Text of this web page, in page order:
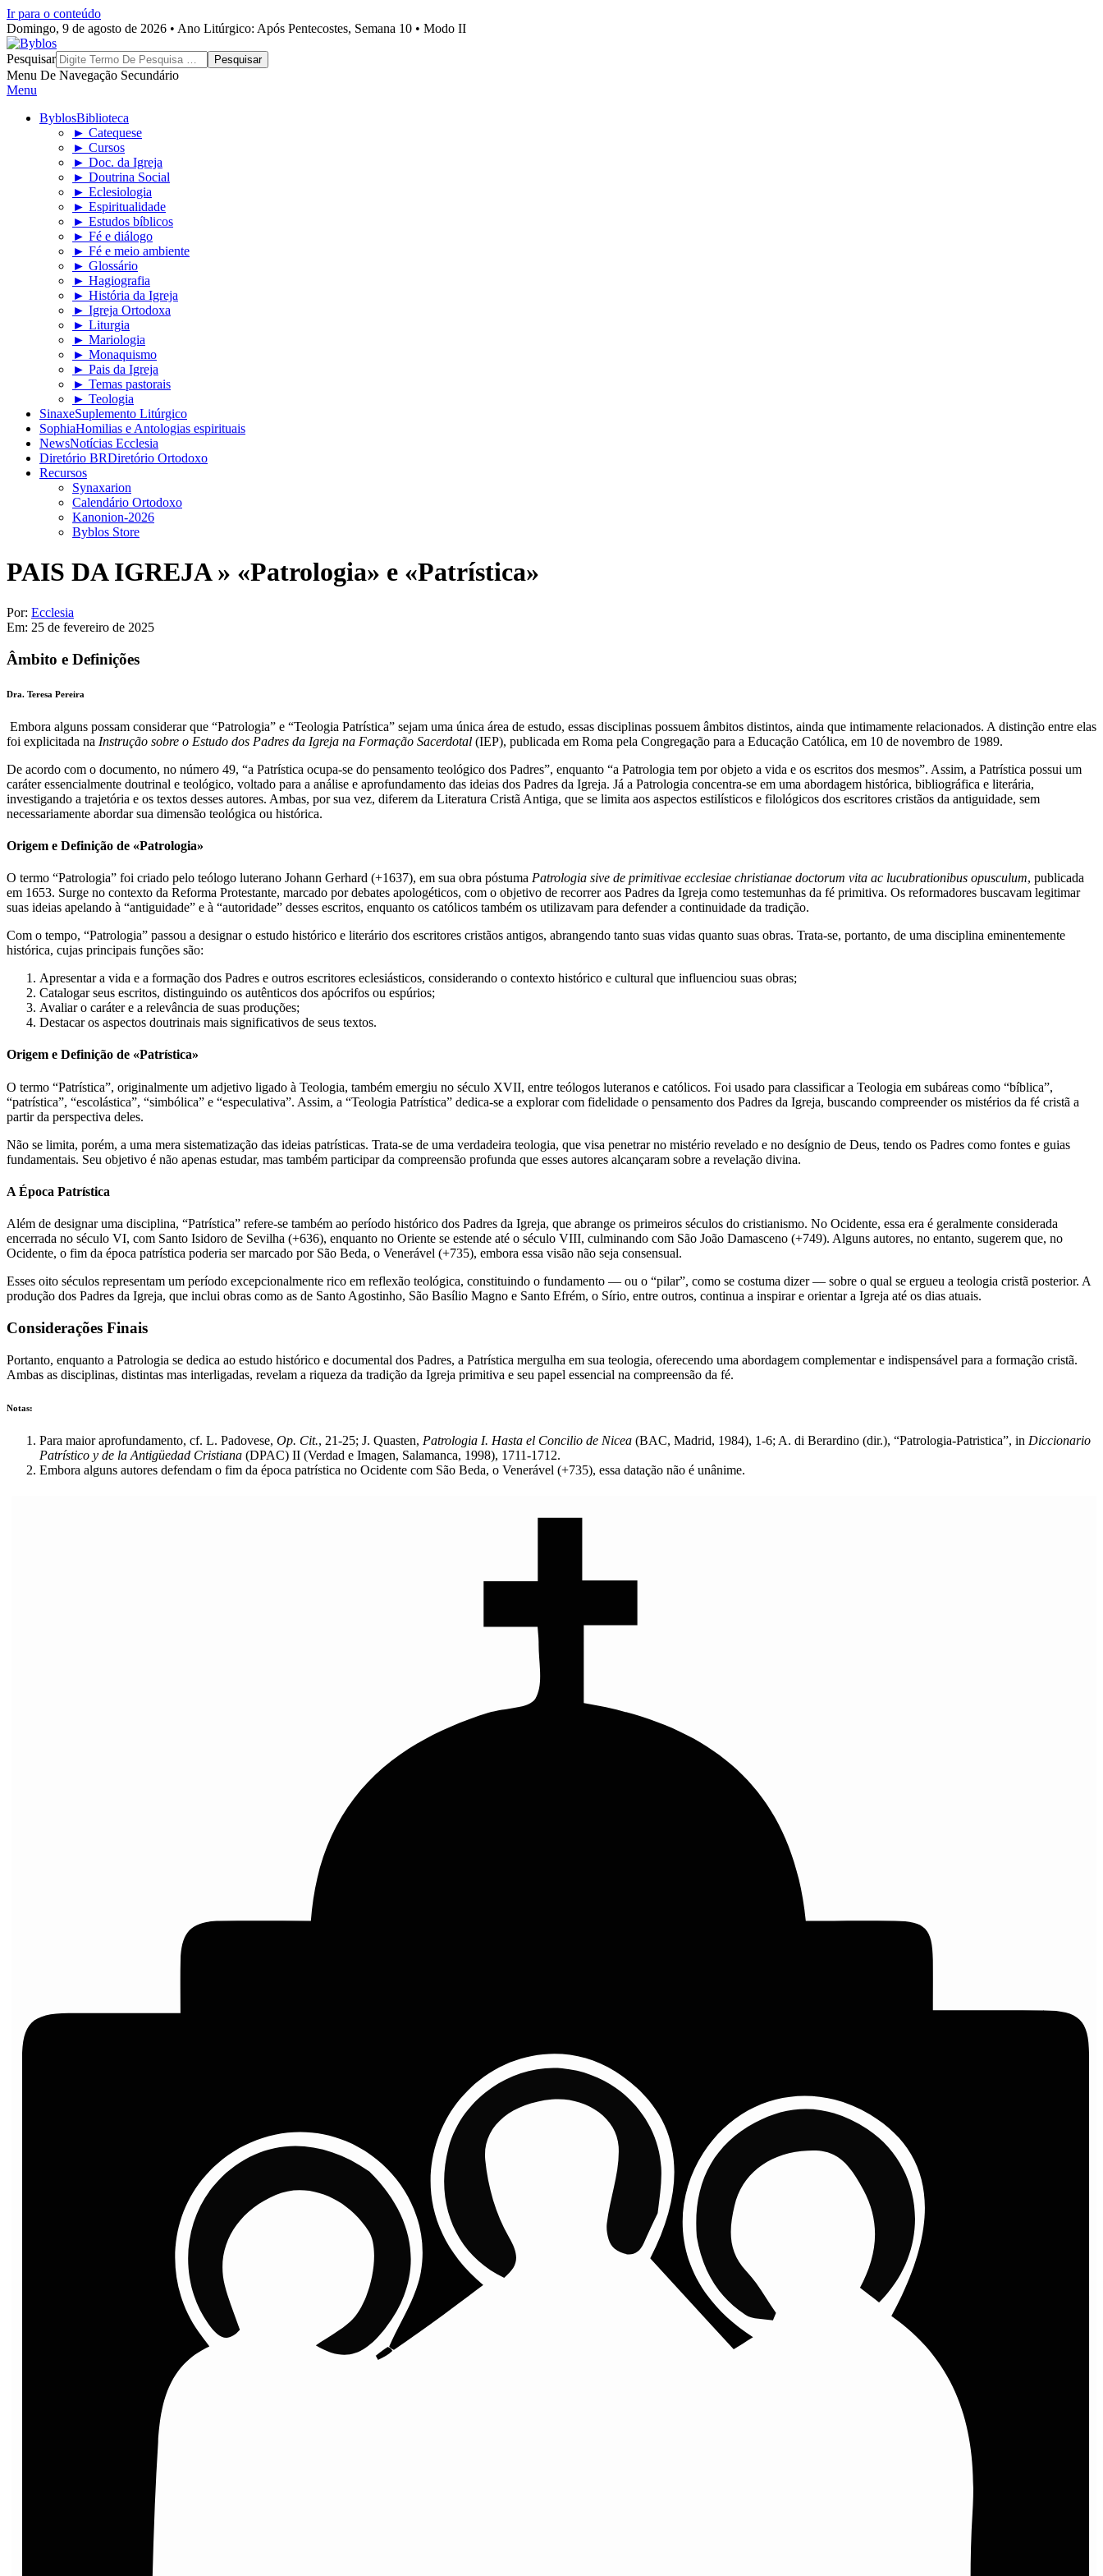
Ir para o conteúdo
Domingo, 9 de agosto de 2026 • Ano Litúrgico: Após Pentecostes, Semana 10 • Modo II
Byblos
Pesquisar
Menu De Navegação Secundário
Menu
ByblosBiblioteca
► Catequese
► Cursos
► Doc. da Igreja
► Doutrina Social
► Eclesiologia
► Espiritualidade
► Estudos bíblicos
► Fé e diálogo
► Fé e meio ambiente
► Glossário
► Hagiografia
► História da Igreja
► Igreja Ortodoxa
► Liturgia
► Mariologia
► Monaquismo
► Pais da Igreja
► Temas pastorais
► Teologia
SinaxeSuplemento Litúrgico
SophiaHomilias e Antologias espirituais
NewsNotícias Ecclesia
Diretório BRDiretório Ortodoxo
Recursos
Synaxarion
Calendário Ortodoxo
Kanonion-2026
Byblos Store
PAIS DA IGREJA » «Patrologia» e «Patrística»
Por: Ecclesia
Em: 25 de fevereiro de 2025
Âmbito e Definições
Dra. Teresa Pereira
Embora alguns possam considerar que “Patrologia” e “Teologia Patrística” sejam uma única área de estudo, essas disciplinas possuem âmbitos distintos, ainda que intimamente relacionados. A distinção entre elas
foi explicitada na Instrução sobre o Estudo dos Padres da Igreja na Formação Sacerdotal (IEP), publicada em Roma pela Congregação para a Educação Católica, em 10 de novembro de 1989.
De acordo com o documento, no número 49, “a Patrística ocupa-se do pensamento teológico dos Padres”, enquanto “a Patrologia tem por objeto a vida e os escritos dos mesmos”. Assim, a Patrística possui um
caráter essencialmente doutrinal e teológico, voltado para a análise e aprofundamento das ideias dos Padres da Igreja. Já a Patrologia concentra-se em uma abordagem histórica, bibliográfica e literária,
investigando a trajetória e os textos desses autores. Ambas, por sua vez, diferem da Literatura Cristã Antiga, que se limita aos aspectos estilísticos e filológicos dos escritores cristãos da antiguidade, sem
necessariamente abordar sua dimensão teológica ou histórica.
Origem e Definição de «Patrologia»
O termo “Patrologia” foi criado pelo teólogo luterano Johann Gerhard (+1637), em sua obra póstuma Patrologia sive de primitivae ecclesiae christianae doctorum vita ac lucubrationibus opusculum, publicada
em 1653. Surge no contexto da Reforma Protestante, marcado por debates apologéticos, com o objetivo de recorrer aos Padres da Igreja como testemunhas da fé primitiva. Os reformadores buscavam legitimar
suas ideias apelando à “antiguidade” e à “autoridade” desses escritos, enquanto os católicos também os utilizavam para defender a continuidade da tradição.
Com o tempo, “Patrologia” passou a designar o estudo histórico e literário dos escritores cristãos antigos, abrangendo tanto suas vidas quanto suas obras. Trata-se, portanto, de uma disciplina eminentemente
histórica, cujas principais funções são:
Apresentar a vida e a formação dos Padres e outros escritores eclesiásticos, considerando o contexto histórico e cultural que influenciou suas obras;
Catalogar seus escritos, distinguindo os autênticos dos apócrifos ou espúrios;
Avaliar o caráter e a relevância de suas produções;
Destacar os aspectos doutrinais mais significativos de seus textos.
Origem e Definição de «Patrística»
O termo “Patrística”, originalmente um adjetivo ligado à Teologia, também emergiu no século XVII, entre teólogos luteranos e católicos. Foi usado para classificar a Teologia em subáreas como “bíblica”,
“patrística”, “escolástica”, “simbólica” e “especulativa”. Assim, a “Teologia Patrística” dedica-se a explorar com fidelidade o pensamento dos Padres da Igreja, buscando compreender os mistérios da fé cristã a
partir da perspectiva deles.
Não se limita, porém, a uma mera sistematização das ideias patrísticas. Trata-se de uma verdadeira teologia, que visa penetrar no mistério revelado e no desígnio de Deus, tendo os Padres como fontes e guias
fundamentais. Seu objetivo é não apenas estudar, mas também participar da compreensão profunda que esses autores alcançaram sobre a revelação divina.
A Época Patrística
Além de designar uma disciplina, “Patrística” refere-se também ao período histórico dos Padres da Igreja, que abrange os primeiros séculos do cristianismo. No Ocidente, essa era é geralmente considerada
encerrada no século VI, com Santo Isidoro de Sevilha (+636), enquanto no Oriente se estende até o século VIII, culminando com São João Damasceno (+749). Alguns autores, no entanto, sugerem que, no
Ocidente, o fim da época patrística poderia ser marcado por São Beda, o Venerável (+735), embora essa visão não seja consensual.
Esses oito séculos representam um período excepcionalmente rico em reflexão teológica, constituindo o fundamento — ou o “pilar”, como se costuma dizer — sobre o qual se ergueu a teologia cristã posterior. A
produção dos Padres da Igreja, que inclui obras como as de Santo Agostinho, São Basílio Magno e Santo Efrém, o Sírio, entre outros, continua a inspirar e orientar a Igreja até os dias atuais.
Considerações Finais
Portanto, enquanto a Patrologia se dedica ao estudo histórico e documental dos Padres, a Patrística mergulha em sua teologia, oferecendo uma abordagem complementar e indispensável para a formação cristã.
Ambas as disciplinas, distintas mas interligadas, revelam a riqueza da tradição da Igreja primitiva e seu papel essencial na compreensão da fé.
Notas:
Para maior aprofundamento, cf. L. Padovese, Op. Cit., 21-25; J. Quasten, Patrologia I. Hasta el Concilio de Nicea (BAC, Madrid, 1984), 1-6; A. di Berardino (dir.), “Patrologia-Patristica”, in Diccionario
Patrístico y de la Antigüedad Cristiana (DPAC) II (Verdad e Imagen, Salamanca, 1998), 1711-1712.
Embora alguns autores defendam o fim da época patrística no Ocidente com São Beda, o Venerável (+735), essa datação não é unânime.